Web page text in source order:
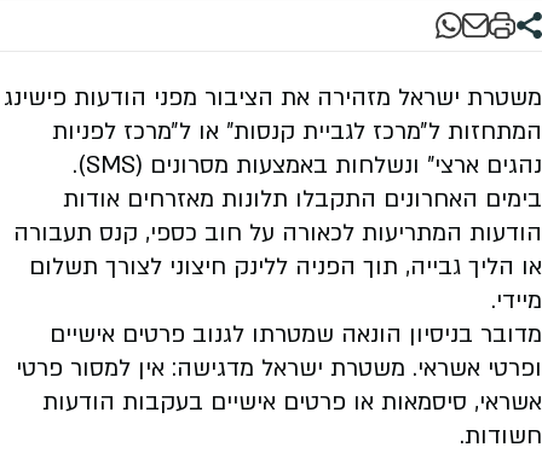
משטרת ישראל מזהירה את הציבור מפני הודעות פישינג
המתחזות ל״מרכז לגביית קנסות״ או ל״מרכז לפניות
נהגים ארצי״ ונשלחות באמצעות מסרונים (SMS).
בימים האחרונים התקבלו תלונות מאזרחים אודות
הודעות המתריעות לכאורה על חוב כספי, קנס תעבורה
או הליך גבייה, תוך הפניה ללינק חיצוני לצורך תשלום
מיידי.
מדובר בניסיון הונאה שמטרתו לגנוב פרטים אישיים
ופרטי אשראי. משטרת ישראל מדגישה: אין למסור פרטי
אשראי, סיסמאות או פרטים אישיים בעקבות הודעות
חשודות.